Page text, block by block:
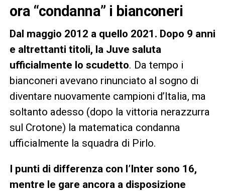
ora “condanna” i bianconeri
Dal maggio 2012 a quello 2021. Dopo 9 anni
e altrettanti titoli, la Juve saluta
ufficialmente lo scudetto. Da tempo i
bianconeri avevano rinunciato al sogno di
diventare nuovamente campioni d’Italia, ma
soltanto adesso (dopo la vittoria nerazzurra
sul Crotone) la matematica condanna
ufficialmente la squadra di Pirlo.
I punti di differenza con l’Inter sono 16,
mentre le gare ancora a disposizione